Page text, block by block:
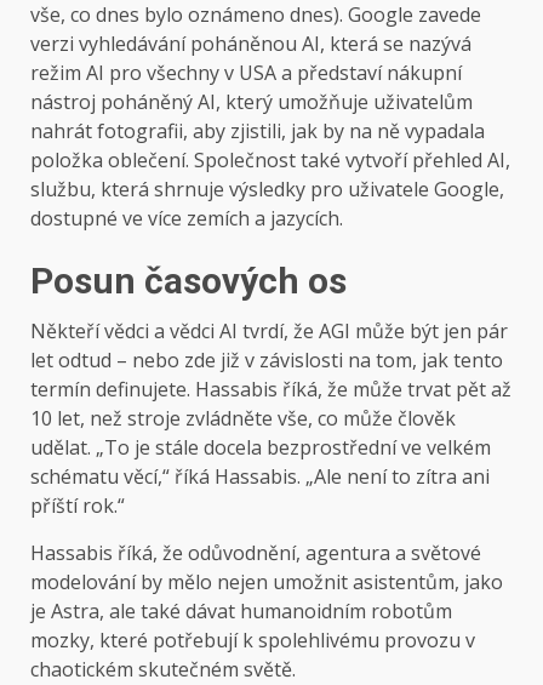
vše, co dnes bylo oznámeno dnes). Google zavede
verzi vyhledávání poháněnou AI, která se nazývá
režim AI pro všechny v USA a představí nákupní
nástroj poháněný AI, který umožňuje uživatelům
nahrát fotografii, aby zjistili, jak by na ně vypadala
položka oblečení. Společnost také vytvoří přehled AI,
službu, která shrnuje výsledky pro uživatele Google,
dostupné ve více zemích a jazycích.
Posun časových os
Někteří vědci a vědci AI tvrdí, že AGI může být jen pár
let odtud – nebo zde již v závislosti na tom, jak tento
termín definujete. Hassabis říká, že může trvat pět až
10 let, než stroje zvládněte vše, co může člověk
udělat. „To je stále docela bezprostřední ve velkém
schématu věcí,“ říká Hassabis. „Ale není to zítra ani
příští rok.“
Hassabis říká, že odůvodnění, agentura a světové
modelování by mělo nejen umožnit asistentům, jako
je Astra, ale také dávat humanoidním robotům
mozky, které potřebují k spolehlivému provozu v
chaotickém skutečném světě.